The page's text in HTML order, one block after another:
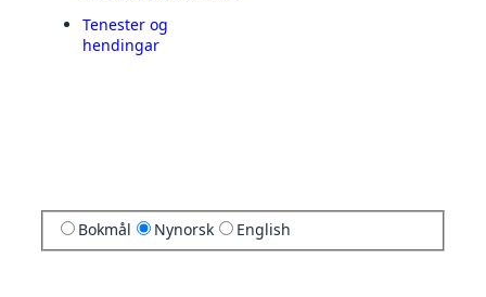
Tenester og
hendingar
Bokmål Nynorsk English